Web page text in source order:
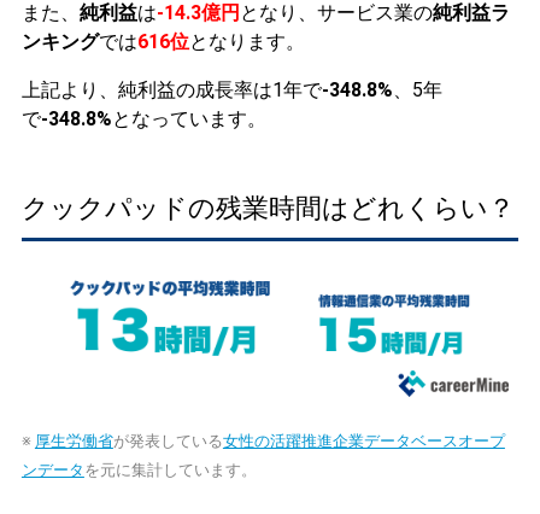
また、 純利益は-14.3億円 となり、サービス業の純利益ラ
ンキングでは616位となります。
上記より、純利益の成長率は1年で-348.8%、5年
で-348.8%となっています。
クックパッドの残業時間はどれくらい？
※ 厚生労働省が発表している女性の活躍推進企業データベースオープ
ンデータ を元に集計しています。